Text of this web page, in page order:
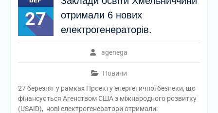
27
отримали 6 нових
електрогенераторів.
agenega
Новини
27 березня у рамках Проекту енергетичної безпеки, що
фінансується Агенством США з міжнародного розвитку
(USAID), нові електрогенератори отримали: